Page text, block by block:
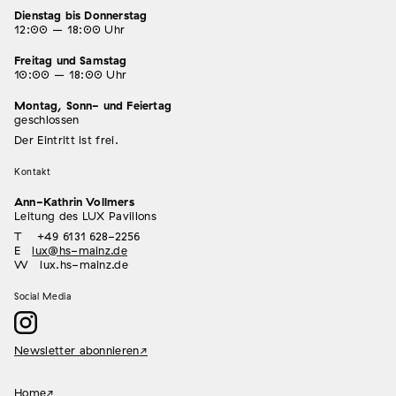
Dienstag bis Donnerstag
12:00 – 18:00 Uhr
Freitag und Samstag
10:00 – 18:00 Uhr
Montag, Sonn- und Feiertag
geschlossen
Der Eintritt ist frei.
Kontakt
Ann-Kathrin Vollmers
Leitung des LUX Pavillons
T +49 6131 628-2256
Elux@hs-mainz.de
W lux.hs-mainz.de
Social Media
Newsletter abonnieren
Home